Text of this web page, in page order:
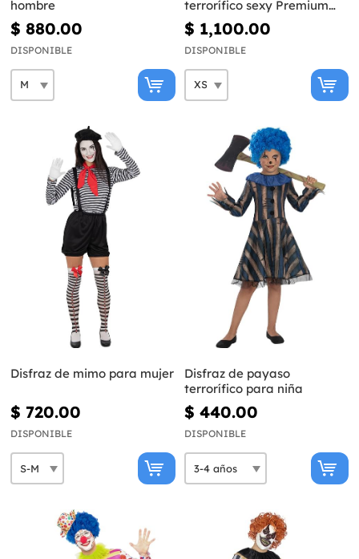
hombre
$ 880.00
DISPONIBLE
terrorífico sexy Premium
para mujer
$ 1,100.00
DISPONIBLE
Disfraz de mimo para mujer
$ 720.00
DISPONIBLE
Disfraz de payaso
terrorífico para niña
$ 440.00
DISPONIBLE